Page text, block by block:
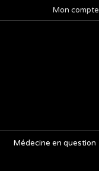
Mon compte
Médecine en question